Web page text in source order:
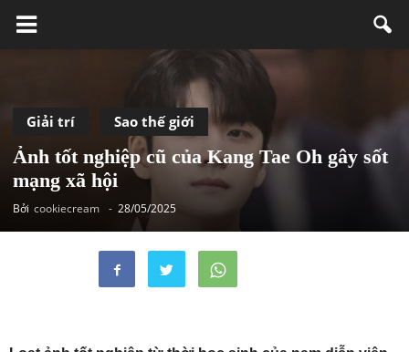
Giải trí Sao thế giới
Ảnh tốt nghiệp cũ của Kang Tae Oh gây sốt
mạng xã hội
Bởi cookiecream - 28/05/2025